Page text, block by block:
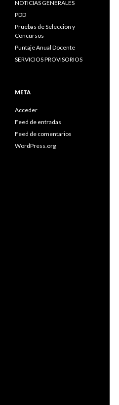
NOTICIAS GENERALES
PDD
Pruebas de Seleccion y
Concursos
Puntaje Anual Docente
SERVICIOS PROVISORIOS
META
Acceder
Feed de entradas
Feed de comentarios
WordPress.org